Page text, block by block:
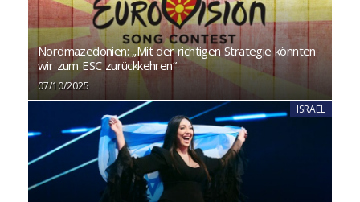
Nordmazedonien: „Mit der richtigen Strategie könnten
wir zum ESC zurückkehren“
07/10/2025
ISRAEL